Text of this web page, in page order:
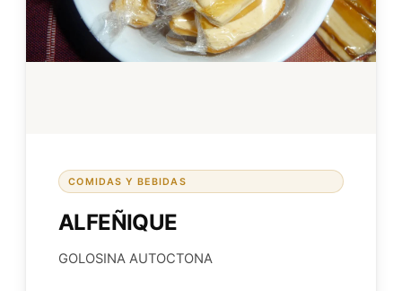
COMIDAS Y BEBIDAS
ALFEÑIQUE
GOLOSINA AUTOCTONA